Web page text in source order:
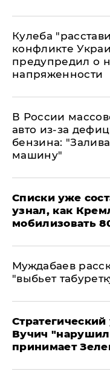
Кулеба
конфликте
предупредил о
напряженности
В России
авто из-за
бензина:
машину"
Списки уже
узнал, как
мобилизовать
Муждабаев
"выбьет
Вучич "нарушил
принимает